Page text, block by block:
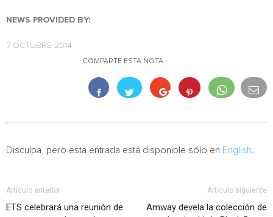
NEWS PROVIDED BY:
7 OCTUBRE 2014
COMPARTE ESTA NOTA
Disculpa, pero esta entrada está disponible sólo en English
Artículo anterior
ETS celebrará una reunión de
Artículo siguiente
Amway devela la colección de